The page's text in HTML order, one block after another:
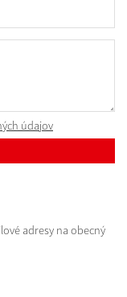
údajov
adresy na obecný